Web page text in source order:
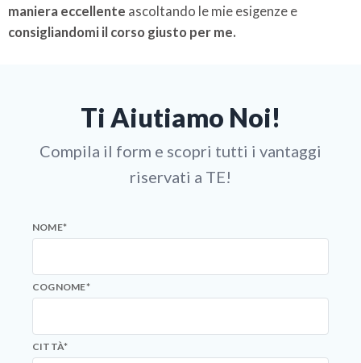
maniera eccellente ascoltando le mie esigenze e
consigliandomi il corso giusto per me.
Ti Aiutiamo Noi!
Compila il form e scopri tutti i vantaggi
riservati a TE!
NOME*
COGNOME*
CITTÀ*